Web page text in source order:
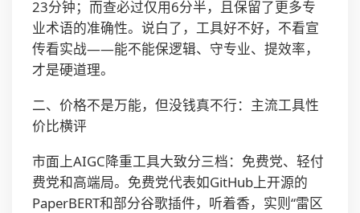
23分钟；而查必过仅用6分半，且保留了更多专
业术语的准确性。说白了，工具好不好，不看宣
传看实战——能不能保逻辑、守专业、提效率，
才是硬道理。
二、价格不是万能，但没钱真不行：主流工具性
价比横评
市面上AIGC降重工具大致分三档：免费党、轻付
费党和高端局。免费党代表如GitHub上开源的
PaperBERT和部分谷歌插件，听着香，实则“雷区